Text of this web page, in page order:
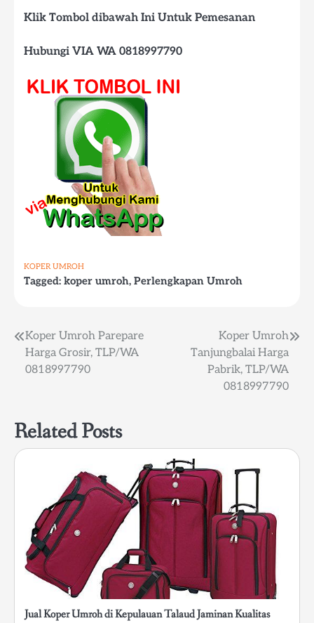
Klik Tombol dibawah Ini Untuk Pemesanan
Hubungi VIA WA 0818997790
KOPER UMROH
Tagged: koper umroh, Perlengkapan Umroh
Post
navigation
Koper Umroh Parepare
Harga Grosir, TLP/WA
0818997790
Koper Umroh
Tanjungbalai Harga
Pabrik, TLP/WA
0818997790
Related Posts
Jual Koper Umroh di Kepulauan Talaud Jaminan Kualitas